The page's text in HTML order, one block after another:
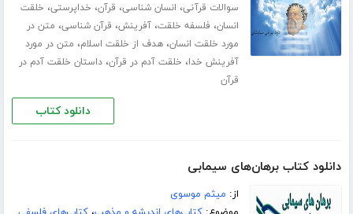
سوالات قرآنی، انسان شناسی، قرآن، خداپرستی، خلقت
انسان، فلسفه خلقت،آفرینش، قرآن شناسی، متن در
مورد خلقت انسان،هدف از خلقت اسلام، متن در مورد
آفرینش خدا، خلقت آدم در قرآن،داستان خلقت آدم در
قرآن
دانلود کتاب
دانلود کتاب برهان‌های سیمابی
از: میثم موسوی